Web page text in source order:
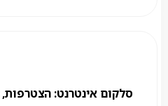
סלקום אינטרנט: